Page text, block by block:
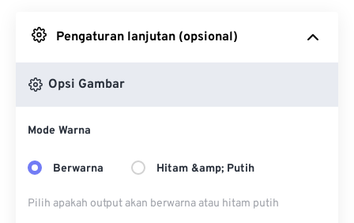
Pengaturan lanjutan (opsional)
Opsi Gambar
Mode Warna
Berwarna Hitam &amp; Putih
Pilih apakah output akan berwarna atau hitam putih